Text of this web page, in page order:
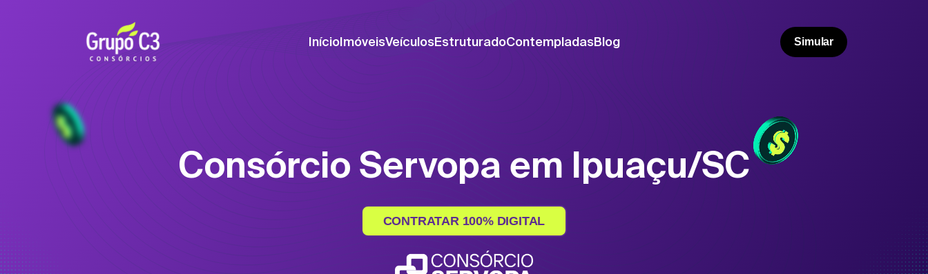
InícioImóveisVeículosEstruturadoContempladasBlog Simular
Consórcio Servopa em Ipuaçu/SC
CONTRATAR 100% DIGITAL